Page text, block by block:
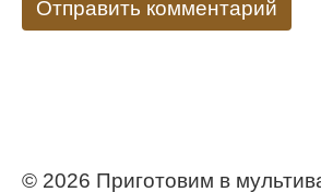
© 2026 Приготовим в